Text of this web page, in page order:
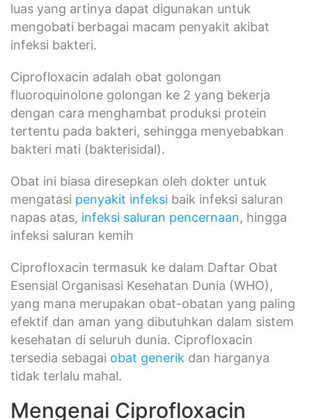
luas yang artinya dapat digunakan untuk
mengobati berbagai macam penyakit akibat
infeksi bakteri.
Ciprofloxacin adalah obat golongan
fluoroquinolone golongan ke 2 yang bekerja
dengan cara menghambat produksi protein
tertentu pada bakteri, sehingga menyebabkan
bakteri mati (bakterisidal).
Obat ini biasa diresepkan oleh dokter untuk
mengatasi penyakit infeksi baik infeksi saluran
napas atas, infeksi saluran pencernaan, hingga
infeksi saluran kemih
Ciprofloxacin termasuk ke dalam Daftar Obat
Esensial Organisasi Kesehatan Dunia (WHO),
yang mana merupakan obat-obatan yang paling
efektif dan aman yang dibutuhkan dalam sistem
kesehatan di seluruh dunia. Ciprofloxacin
tersedia sebagai obat generik dan harganya
tidak terlalu mahal.
Mengenai Ciprofloxacin